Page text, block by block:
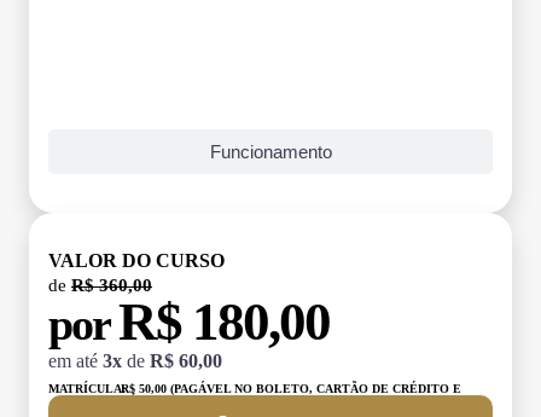
Funcionamento
VALOR DO CURSO
de R$ 360,00
porR$ 180,00
em até 3x de R$ 60,00
MATRÍCULA:R$ 50,00 (PAGÁVEL NO BOLETO, CARTÃO DE CRÉDITO E